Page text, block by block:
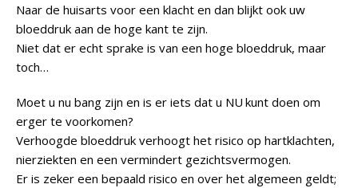
Naar de huisarts voor een klacht en dan blijkt ook uw
bloeddruk aan de hoge kant te zijn.
Niet dat er echt sprake is van een hoge bloeddruk, maar
toch…
Moet u nu bang zijn en is er iets dat u NU kunt doen om
erger te voorkomen?
Verhoogde bloeddruk verhoogt het risico op hartklachten,
nierziekten en een vermindert gezichtsvermogen.
Er is zeker een bepaald risico en over het algemeen geldt;